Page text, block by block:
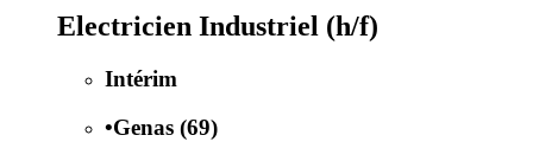
Electricien Industriel (h/f)
Intérim
•Genas (69)